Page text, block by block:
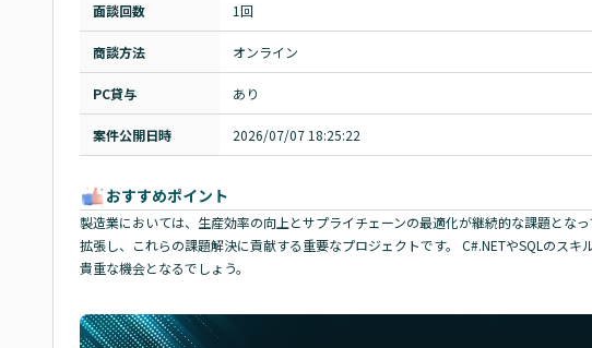
面談回数 1回
商談方法 オンライン
PC貸与 あり
案件公開日時 2026/07/07 18:25:22
おすすめポイント
製造業においては、生産効率の向上とサプライチェーンの最適化が継続的な課題とな
拡張し、これらの課題解決に貢献する重要なプロジェクトです。 C#.NETやSQLのス
貴重な機会となるでしょう。